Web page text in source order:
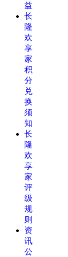
益
长
隆
欢
享
家
积
分
兑
换
须
知
长
隆
欢
享
家
评
级
规
则
资
讯
公